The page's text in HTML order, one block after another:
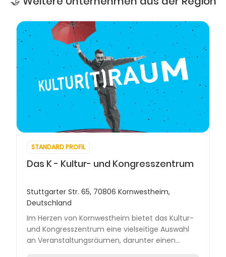
STANDARD PROFIL
Das K - Kultur- und Kongresszentrum
Stuttgarter Str. 65, 70806 Kornwestheim,
Deutschland
Im Herzen von Kornwestheim bietet das Kultur-
und Kongresszentrum eine vielseitige Auswahl
an Veranstaltungsräumen, darunter einen